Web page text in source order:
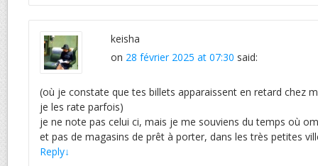
keisha
on 28 février 2025 at 07:30 said:
(où je constate que tes billets apparaissent en retard chez
je les rate parfois)
je ne note pas celui ci, mais je me souviens du temps où
et pas de magasins de prêt à porter, dans les très petites
Reply↓